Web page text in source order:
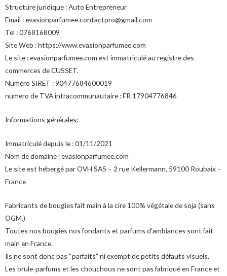
Structure juridique : Auto Entrepreneur
Email : evasionparfumee.contactpro@gmail.com
Tel : 0768168009
Site Web : https://www.evasionparfumee.com
Le site : evasionparfumee.com est immatriculé au registre des
commerces de CUSSET.
Numéro SIRET : 90477684600019
numero de TVA intracommunautaire : FR 17904776846
Informations générales:
Immatriculé depuis le : 01/11/2021
Nom de domaine : evasionparfumee.com
Le site est hébergé par OVH SAS – 2 rue Kellermann, 59100 Roubaix –
France
Fabricants de bougies fait main à la cire 100% végétale de soja (sans
OGM.)
Toutes nos bougies nos fondants et parfums d’ambiances sont fait
main en France.
Ils ne sont donc pas “parfaits” ni exempt de petits défauts visuels.
Les brule-parfums et les chouchous ne sont pas fabriqué en France et